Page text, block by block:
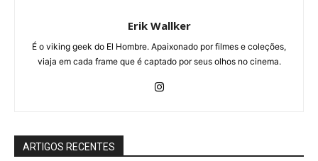
Erik Wallker
É o viking geek do El Hombre. Apaixonado por filmes e coleções,
viaja em cada frame que é captado por seus olhos no cinema.
ARTIGOS RECENTES